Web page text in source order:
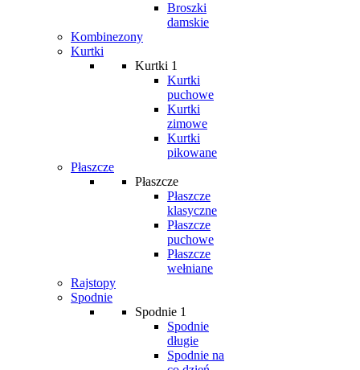
Broszki
damskie
Kombinezony
Kurtki
Kurtki 1
Kurtki
puchowe
Kurtki
zimowe
Kurtki
pikowane
Płaszcze
Płaszcze
Płaszcze
klasyczne
Płaszcze
puchowe
Płaszcze
wełniane
Rajstopy
Spodnie
Spodnie 1
Spodnie
długie
Spodnie na